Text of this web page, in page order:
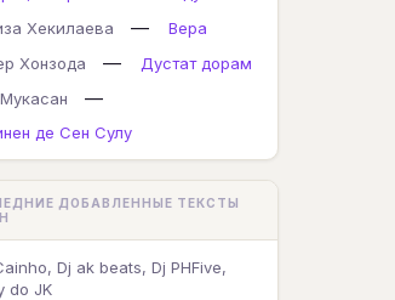
Хекилаева
—
Вера
Хонзода
—
Дустат дорам
—
де Сен Сулу
ДОБАВЛЕННЫЕ ТЕКСТЫ
Dj ak beats, Dj PHFive,
do JK